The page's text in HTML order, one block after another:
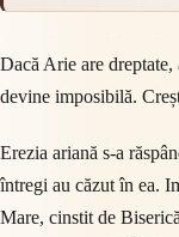
Dacă Arie are dreptate,
devine imposibilă.
Erezia ariană s-a
întregi au căzut în ea.
Mare, cinstit de